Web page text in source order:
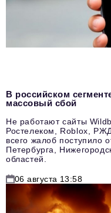
В российском
массовый сбой
Не работают сайты
Ростелеком, Roblox,
всего жалоб поступило
Петербурга,
областей.
06 августа 13:58